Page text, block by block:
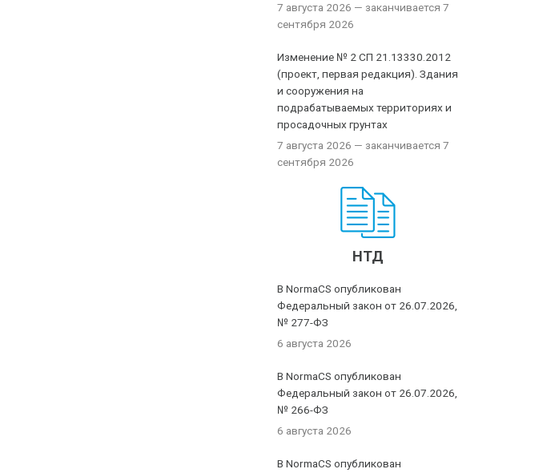
7 августа 2026 — заканчивается 7
сентября 2026
Изменение № 2 СП 21.13330.2012
(проект, первая редакция). Здания
и сооружения на
подрабатываемых территориях и
просадочных грунтах
7 августа 2026 — заканчивается 7
сентября 2026
НТД
В NormaCS опубликован
Федеральный закон от 26.07.2026,
№ 277-ФЗ
6 августа 2026
В NormaCS опубликован
Федеральный закон от 26.07.2026,
№ 266-ФЗ
6 августа 2026
В NormaCS опубликован